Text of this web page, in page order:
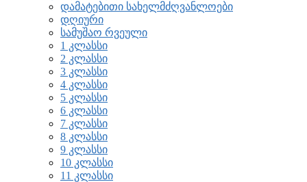
დამატებითი სახელმძღვანლოები
დღიური
სამუშაო რვეული
1 კლასსი
2 კლასსი
3 კლასსი
4 კლასსი
5 კლასსი
6 კლასსი
7 კლასსი
8 კლასსი
9 კლასსი
10 კლასსი
11 კლასსი